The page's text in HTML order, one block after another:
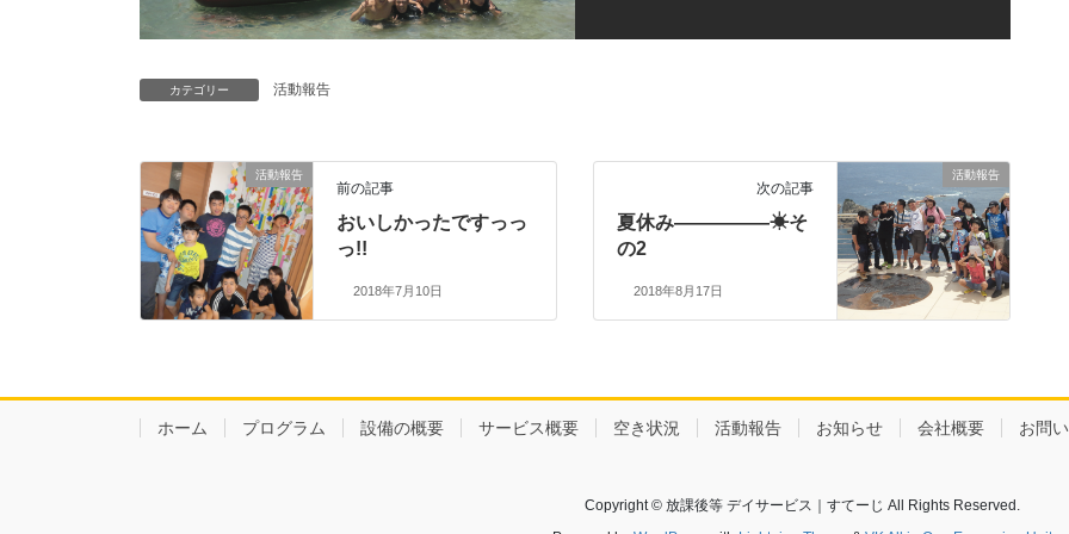
カテゴリー 活動報告
活動報告
前の記事
おいしかったですっっ
っ!!
2018年7月10日
活動報告
次の記事
夏休み―――――☀そ
の2
2018年8月17日
ホーム プログラム 設備の概要 サービス概要 空き状況 活動報告 お知らせ 会社概要 お問
Copyright © 放課後等 デイサービス｜すてーじ All Rights Reserved.